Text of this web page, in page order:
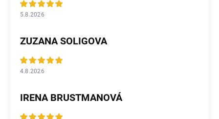
5.8.2026
ZUZANA SOLIGOVA
4.8.2026
IRENA BRUSTMANOVÁ